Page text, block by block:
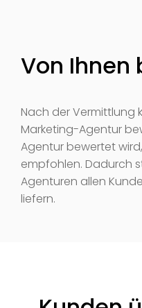
Von Ihnen
Nach der Vermittlung
Marketing-Agentur
Agentur bewertet
empfohlen. Dadurch
Agenturen allen
liefern.